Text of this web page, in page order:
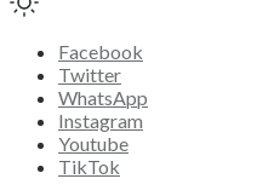
Facebook
Twitter
WhatsApp
Instagram
Youtube
TikTok